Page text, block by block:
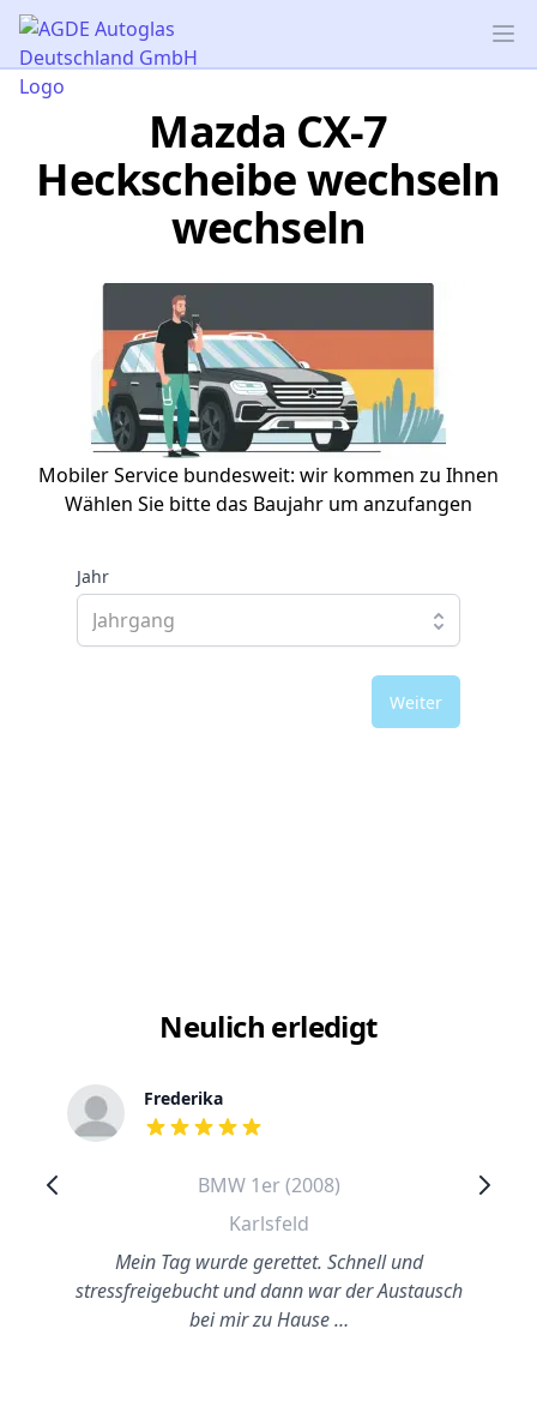
AGDE Autoglas Deutschland GmbH
Mazda CX-7
Heckscheibe wechseln
wechseln
Mobiler Service bundesweit: wir kommen zu Ihnen
Wählen Sie bitte das Baujahr um anzufangen
Jahr
Weiter
Neulich erledigt
Frederika
out of 5 stars
BMW 1er (2008)
Karlsfeld
Mein Tag wurde gerettet. Schnell und
stressfreigebucht und dann war der Austausch
bei mir zu Hause …